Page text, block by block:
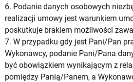
6. Podanie danych osobowych
realizacji umowy jest warunkiem
poskutkuje brakiem możliwości
7. W przypadku gdy jest Pani/Pan
Wykonawcy, podanie Pani/Pana
być obowiązkiem wynikającym z
pomiędzy Panią/Panem, a